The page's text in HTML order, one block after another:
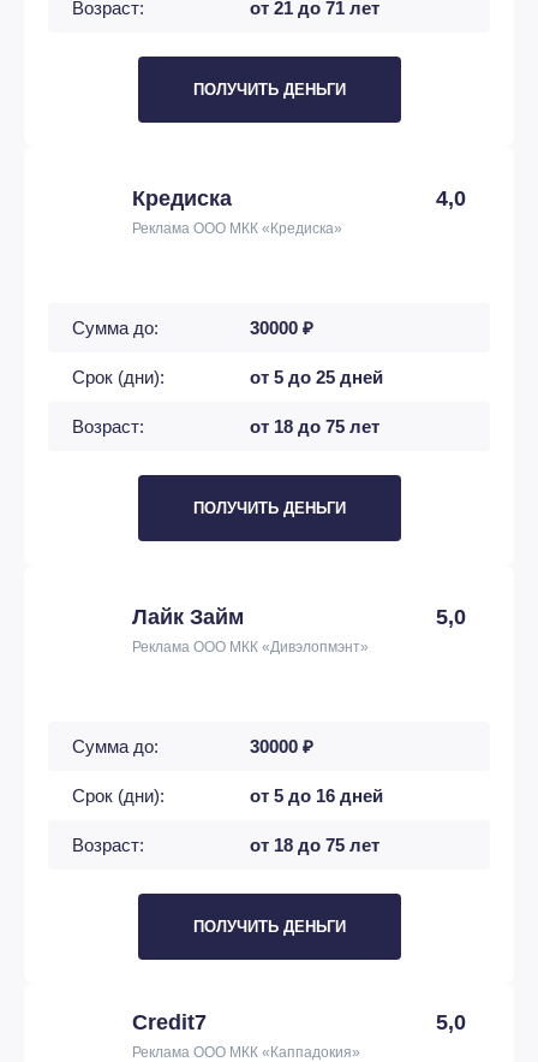
Возраст: от 21 до 71 лет
ПОЛУЧИТЬ ДЕНЬГИ
Кредиска 4,0
Реклама ООО МКК «Кредиска»
Сумма до: 30000 ₽
Срок (дни): от 5 до 25 дней
Возраст: от 18 до 75 лет
ПОЛУЧИТЬ ДЕНЬГИ
Лайк Займ 5,0
Реклама ООО МКК «Дивэлопмэнт»
Сумма до: 30000 ₽
Срок (дни): от 5 до 16 дней
Возраст: от 18 до 75 лет
ПОЛУЧИТЬ ДЕНЬГИ
Credit7 5,0
Реклама ООО МКК «Каппадокия»